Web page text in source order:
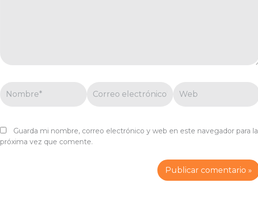
Guarda mi nombre, correo electrónico y web en este navegador para la
próxima vez que comente.